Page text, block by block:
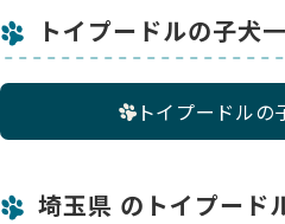
トイプードルの子犬
トイプードルの
埼玉県 のトイプード